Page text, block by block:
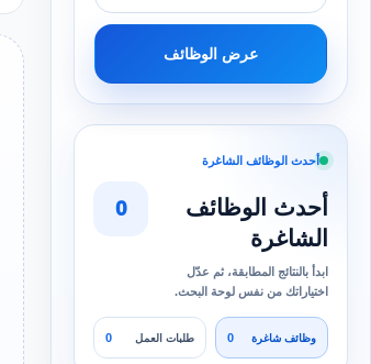
عرض الوظائف
أحدث الوظائف الشاغرة
أحدث الوظائف
الشاغرة
ابدأ بالنتائج المطابقة، ثم عدّل
اختياراتك من نفس لوحة البحث.
0
وظائف شاغرة 0 طلبات العمل 0